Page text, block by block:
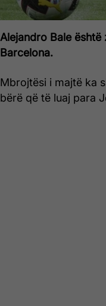
Alejandro Bale
Barcelona.
Mbrojtësi i majtë ka
bërë që të luaj para